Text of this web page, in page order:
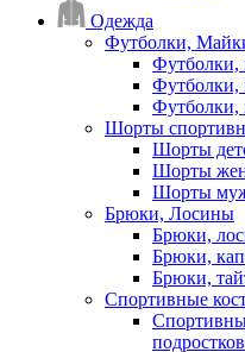
Одежда
Футболки,
Футболки,
Футболки,
Футболки,
Шорты
Шорты
Шорты
Шорты
Брюки, Лосины
Брюки,
Брюки,
Брюки,
Спортивные